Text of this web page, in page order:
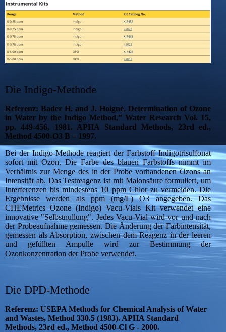
Die Indigo-Methode
Referenz: Bader H. and J. Hoigné, Determination of Ozone
in Water by the Indigo Method,” Water Research Vol. 15,
pp. 449-456, 1981. APHA Standard Methods, 23rd ed.,
Method 4500-O3 B – 1997.
Bei der Indigo-Methode reagiert der Farbstoff Indigotrisulfonat
sofort mit Ozon. Die Farbe des blauen Farbstoffs nimmt im
Verhältnis zur Menge des in der Probe vorhandenen Ozons an
Intensität ab. Das Testreagenz ist mit Malonsäure formuliert, um
Interferenzen bis mindestens 10 ppm Chlor zu vermeiden. Die
Ergebnisse werden als ppm (mg/L) O3 angegeben. Das
CHEMetrics Ozone (Indigo) Vacu-Vials Kit verwendet eine
innovative "Selbstnullung". Jedes Vacu-Vial wird vor und nach
der Probeaufnahme gemessen. Die Änderung der Farbintensität,
gemessen als Absorption, zwischen dem Reagenz in der leeren
und gefüllten Ampulle wird zur Bestimmung der
Ozonkonzentration der Probe verwendet.
Die DPD-Methode
Referenz: USEPA Methods for Chemical Analysis of Water
and Wastes, Method 330.5 (1983). APHA Standard
Methods, 23rd ed., Method 4500-Cl G - 2000.